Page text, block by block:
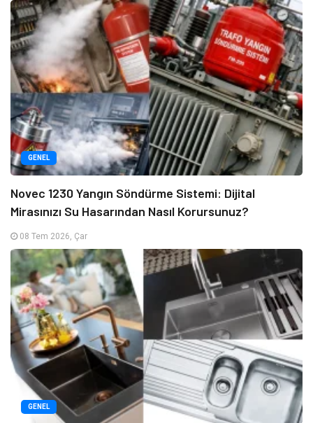
GENEL
Novec 1230 Yangın Söndürme Sistemi: Dijital
Mirasınızı Su Hasarından Nasıl Korursunuz?
08 Tem 2026, Çar
GENEL